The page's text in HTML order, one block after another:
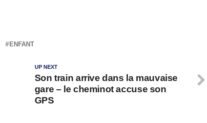
ENFANT
UP NEXT
Son train arrive dans la mauvaise
gare – le cheminot accuse son
GPS